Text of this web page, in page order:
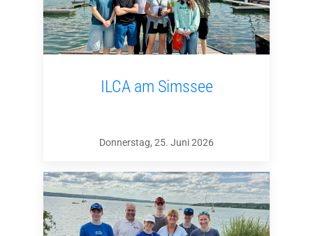
ILCA am Simssee
Donnerstag, 25. Juni 2026